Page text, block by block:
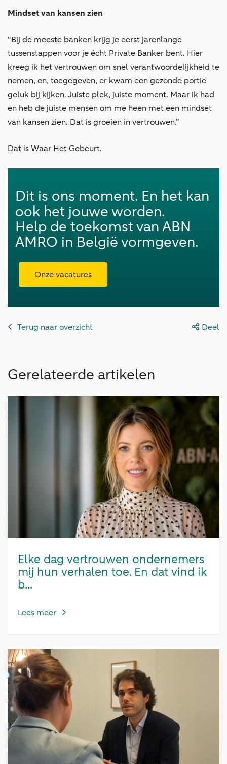
Mindset van kansen zien
“Bij de meeste banken krijg je eerst jarenlange
tussenstappen voor je écht Private Banker bent. Hier
kreeg ik het vertrouwen om snel verantwoordelijkheid te
nemen, en, toegegeven, er kwam een gezonde portie
geluk bij kijken. Juiste plek, juiste moment. Maar ik had
en heb de juiste mensen om me heen met een mindset
van kansen zien. Dat is groeien in vertrouwen.”
Dat is Waar Het Gebeurt.
Dit is ons moment. En het kan
ook het jouwe worden.
Help de toekomst van ABN
AMRO in België vormgeven.
Onze vacatures
Terug naar overzicht Deel
Gerelateerde artikelen
Elke dag vertrouwen ondernemers
mij hun verhalen toe. En dat vind ik
b...
Lees meer